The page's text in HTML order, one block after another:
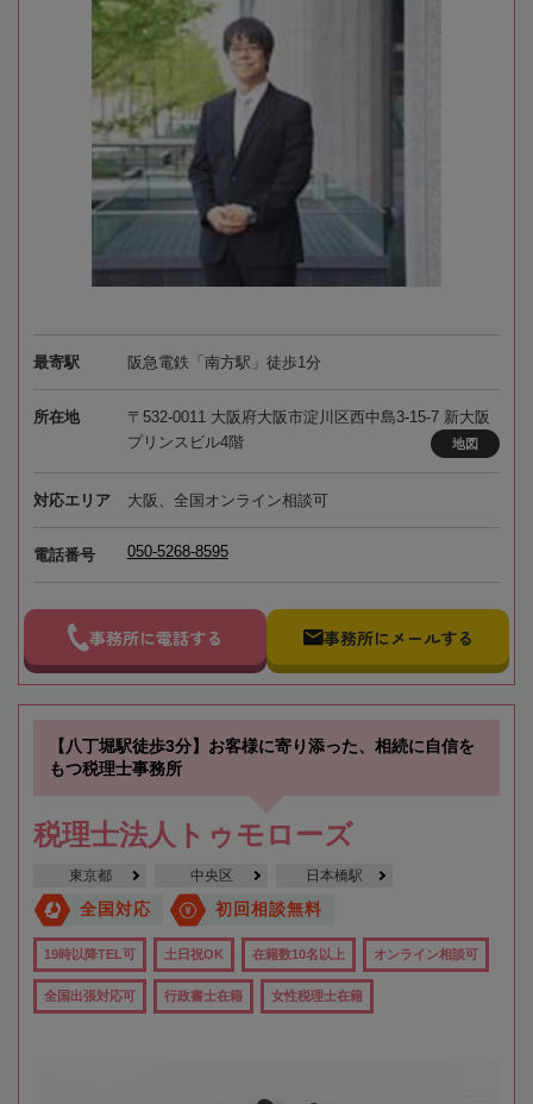
最寄駅 阪急電鉄「南方駅」徒歩1分
所在地
〒532-0011 大阪府大阪市淀川区西中島3-15-7 新大阪
プリンスビル4階
地図
対応エリア 大阪、全国オンライン相談可
電話番号 050-5268-8595
事務所に電話する 事務所にメールする
【八丁堀駅徒歩3分】お客様に寄り添った、相続に自信を
もつ税理士事務所
税理士法人トゥモローズ
東京都 中央区 日本橋駅
全国対応 初回相談無料
19時以降TEL可 土日祝OK 在籍数10名以上 オンライン相談可
全国出張対応可 行政書士在籍 女性税理士在籍